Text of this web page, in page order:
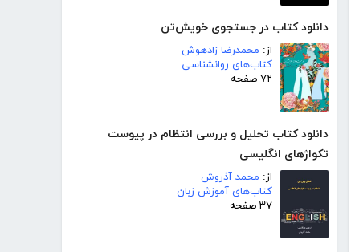
دانلود کتاب در جستجوی خویش‌تن
از: محمدرضا زادهوش
کتاب‌های روانشناسی
۷۲ صفحه
دانلود کتاب تحلیل و بررسی انتظام در پیوست
تکواژهای انگلیسی
از: محمد آذروش
کتاب‌های آموزش زبان
۳۷ صفحه